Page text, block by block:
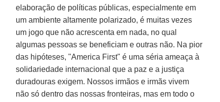
elaboração de políticas públicas, especialmente em
um ambiente altamente polarizado, é muitas vezes
um jogo que não acrescenta em nada, no qual
algumas pessoas se beneficiam e outras não. Na pior
das hipóteses, "America First" é uma séria ameaça à
solidariedade internacional que a paz e a justiça
duradouras exigem. Nossos irmãos e irmãs vivem
não só dentro das nossas fronteiras, mas em todo o